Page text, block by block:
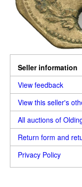
Seller information
View feedback
View this seller's
All auctions of
Return form and
Privacy Policy